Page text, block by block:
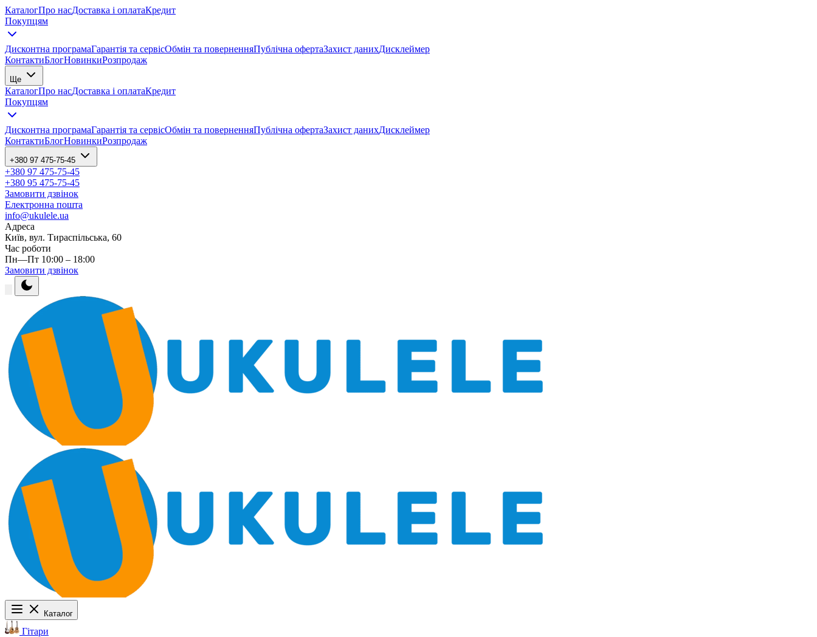
КаталогПро насДоставка і оплатаКредит
Покупцям
Дисконтна програмаГарантія та сервісОбмін та поверненняПублічна офертаЗахист данихДисклеймер
КонтактиБлогНовинкиРозпродаж
Ще
КаталогПро насДоставка і оплатаКредит
Покупцям
Дисконтна програмаГарантія та сервісОбмін та поверненняПублічна офертаЗахист данихДисклеймер
КонтактиБлогНовинкиРозпродаж
+380 97 475-75-45
+380 97 475-75-45
+380 95 475-75-45
Замовити дзвінок
Електронна пошта
info@ukulele.ua
Адреса
Київ, вул. Тираспільська, 60
Час роботи
Пн—Пт 10:00 – 18:00
Замовити дзвінок
Каталог
Гітари